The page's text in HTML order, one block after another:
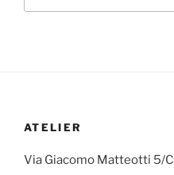
ATELIER
Via Giacomo Matteotti 5/C